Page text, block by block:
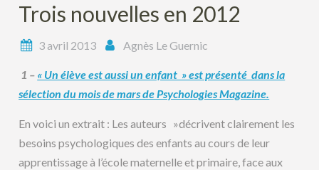
Trois nouvelles en 2012
3 avril 2013 Agnès Le Guernic
1 – « Un élève est aussi un enfant » est présenté dans la
sélection du mois de mars de Psychologies Magazine.
En voici un extrait : Les auteurs »décrivent clairement les
besoins psychologiques des enfants au cours de leur
apprentissage à l’école maternelle et primaire, face aux